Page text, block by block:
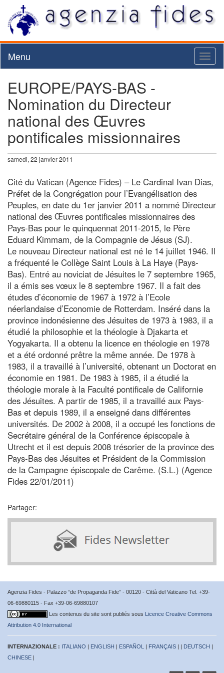
Menu
EUROPE/PAYS-BAS -
Nomination du Directeur
national des Œuvres
pontificales missionnaires
samedi, 22 janvier 2011
Cité du Vatican (Agence Fides) – Le Cardinal Ivan Dias,
Préfet de la Congrégation pour l’Evangélisation des
Peuples, en date du 1er janvier 2011 a nommé Directeur
national des Œuvres pontificales missionnaires des
Pays-Bas pour le quinquennat 2011-2015, le Père
Eduard Kimmam, de la Compagnie de Jésus (SJ).
Le nouveau Directeur national est né le 14 juillet 1946. Il
a fréquenté le Collège Saint Louis à La Haye (Pays-
Bas). Entré au noviciat de Jésuites le 7 septembre 1965,
il a émis ses vœux le 8 septembre 1967. Il a fait des
études d’économie de 1967 à 1972 à l’Ecole
néerlandaise d’Economie de Rotterdam. Inséré dans la
province indonésienne des Jésuites de 1973 à 1983, il a
étudié la philosophie et la théologie à Djakarta et
Yogyakarta. Il a obtenu la licence en théologie en 1978
et a été ordonné prêtre la même année. De 1978 à
1983, il a travaillé à l’université, obtenant un Doctorat en
économie en 1981. De 1983 à 1985, il a étudié la
théologie morale à la Faculté pontificale de Californie
des Jésuites. A partir de 1985, il a travaillé aux Pays-
Bas et depuis 1989, il a enseigné dans différentes
universités. De 2002 à 2008, il a occupé les fonctions de
Secrétaire général de la Conférence épiscopale à
Utrecht et il est depuis 2008 trésorier de la province des
Pays-Bas des Jésuites et Président de la Commission
de la Campagne épiscopale de Carême. (S.L.) (Agence
Fides 22/01/2011)
Partager:
Agenzia Fides - Palazzo “de Propaganda Fide” - 00120 - Città del Vaticano Tel. +39-
06-69880115 - Fax +39-06-69880107
Les contenus du site sont publiés sous Licence Creative Commons
Attribution 4.0 International
INTERNAZIONALE : ITALIANO | ENGLISH | ESPAÑOL | FRANÇAIS | | DEUTSCH |
CHINESE |